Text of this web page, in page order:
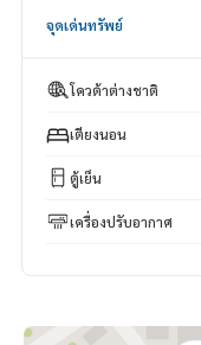
Line ID:
https://
ESID-00772
จุดเด่นทรัพย์
โควต้าต่างชาติ
เตียงนอน
ตู้เย็น
เครื่องปรับอากาศ